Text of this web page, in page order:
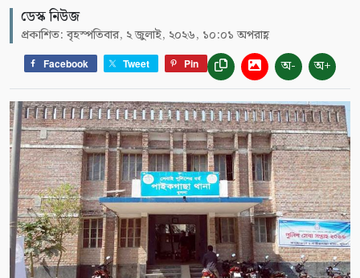
ডেস্ক নিউজ
প্রকাশিত: বৃহস্পতিবার, ২ জুলাই, ২০২৬, ১০:০১ অপরাহ্ণ
Facebook Tweet Pin অ- অ+